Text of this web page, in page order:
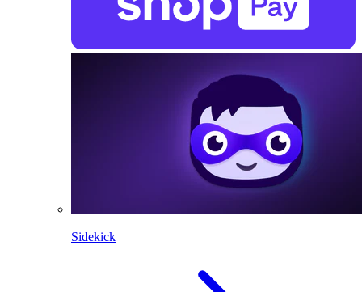
Sidekick